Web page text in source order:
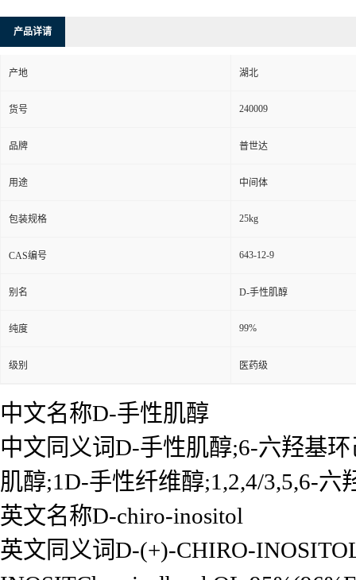
产品详请
产地 湖北
货号 240009
品牌 普世达
用途 中间体
包装规格 25kg
CAS编号 643-12-9
别名 D-手性肌醇
纯度 99%
级别 医药级
中文名称D-手性肌醇
中文同义词D-手性肌醇;6-六羟基
肌醇;1D-手性纤维醇;1,2,4/3,5,6-
英文名称D-chiro-inositol
英文同义词D-(+)-CHIRO-